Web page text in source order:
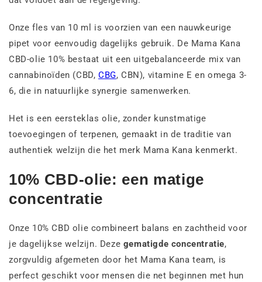
Onze fles van 10 ml is voorzien van een nauwkeurige
pipet voor eenvoudig dagelijks gebruik. De Mama Kana
CBD-olie 10% bestaat uit een uitgebalanceerde mix van
cannabinoïden (CBD, CBG, CBN), vitamine E en omega 3-
6, die in natuurlijke synergie samenwerken.
Het is een eersteklas olie, zonder kunstmatige
toevoegingen of terpenen, gemaakt in de traditie van
authentiek welzijn die het merk Mama Kana kenmerkt.
10% CBD-olie: een matige
concentratie
Onze 10% CBD olie combineert balans en zachtheid voor
je dagelijkse welzijn. Deze gematigde concentratie,
zorgvuldig afgemeten door het Mama Kana team, is
perfect geschikt voor mensen die net beginnen met hun